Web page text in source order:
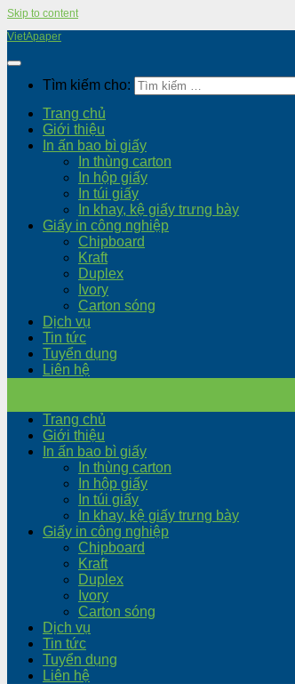
Skip to content
VietApaper
Tìm kiếm cho:
Trang chủ
Giới thiệu
In ấn bao bì giấy
In thùng carton
In hộp giấy
In túi giấy
In khay, kệ giấy trưng bày
Giấy in công nghiệp
Chipboard
Kraft
Duplex
Ivory
Carton sóng
Dịch vụ
Tin tức
Tuyển dụng
Liên hệ
Trang chủ
Giới thiệu
In ấn bao bì giấy
In thùng carton
In hộp giấy
In túi giấy
In khay, kệ giấy trưng bày
Giấy in công nghiệp
Chipboard
Kraft
Duplex
Ivory
Carton sóng
Dịch vụ
Tin tức
Tuyển dụng
Liên hệ